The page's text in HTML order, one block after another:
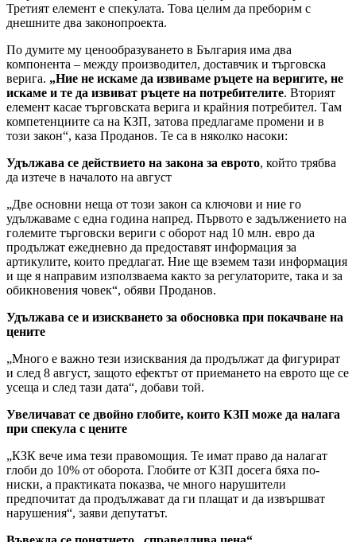
Третият елемент е спекулата. Това целим да преборим с
днешните два законопроекта.
По думите му ценообразуването в България има два
компонента – между производител, доставчик и търговска
верига. „Ние не искаме да извиваме ръцете на веригите, не
искаме и те да извиват ръцете на потребителите. Вторият
елемент касае търговската верига и крайния потребител. Там
компетенциите са на КЗП, затова предлагаме промени и в
този закон“, каза Проданов. Те са в няколко насоки:
Удължава се действието на закона за еврото, който трябва
да изтече в началото на август
„Две основни неща от този закон са ключови и ние го
удължаваме с една година напред. Първото е задължението на
големите търговски вериги с оборот над 10 млн. евро да
продължат ежедневно да предоставят информация за
артикулите, които предлагат. Ние ще вземем тази информация
и ще я направим използваема както за регулаторите, така и за
обикновения човек“, обяви Проданов.
Удължава се и изискването за обосновка при покачване на
цените
„Много е важно тези изисквания да продължат да фигурират
и след 8 август, защото ефектът от приемането на еврото ще се
усеща и след тази дата“, добави той.
Увеличават се двойно глобите, които КЗП може да налага
при спекула с цените
„КЗК вече има тези правомощия. Те имат право да налагат
глоби до 10% от оборота. Глобите от КЗП досега бяха по-
ниски, а практиката показва, че много нарушители
предпочитат да продължават да ги плащат и да извършват
нарушения“, заяви депутатът.